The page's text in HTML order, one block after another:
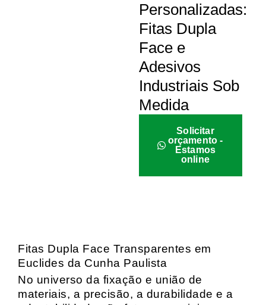
Personalizadas:
Fitas Dupla
Face e
Adesivos
Industriais Sob
Medida
Solicitar
orçamento -
Estamos
online
Fitas Dupla Face Transparentes em
Euclides da Cunha Paulista
No universo da fixação e união de
materiais, a precisão, a durabilidade e a